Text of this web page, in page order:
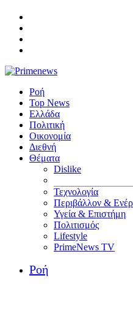
Ροή
Top News
Ελλάδα
Πολιτική
Οικονομία
Διεθνή
Θέματα
Dislike
Τεχνολογία
Περιβάλλον &
Υγεία & Επιστήμη
Πολιτισμός
Lifestyle
PrimeNews TV
Ροή